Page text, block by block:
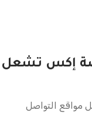
إكس تشعل
مواقع التواصل